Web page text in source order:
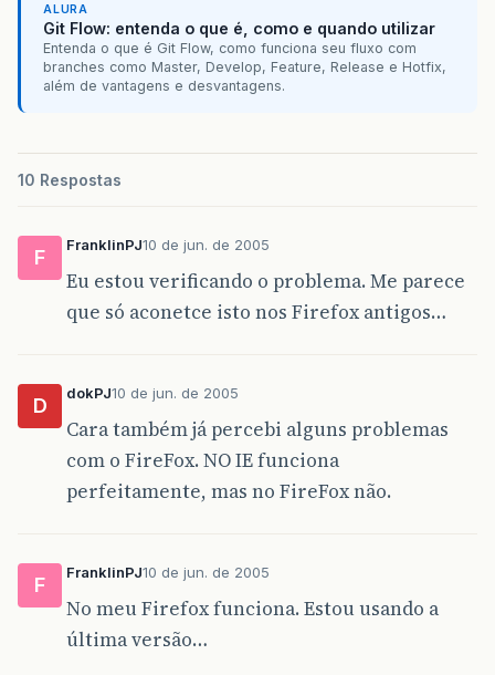
ALURA
Git Flow: entenda o que é, como e quando utilizar
Entenda o que é Git Flow, como funciona seu fluxo com
branches como Master, Develop, Feature, Release e Hotfix,
além de vantagens e desvantagens.
10 Respostas
F
FranklinPJ10 de jun. de 2005
Eu estou verificando o problema. Me parece
que só aconetce isto nos Firefox antigos…
D
dokPJ10 de jun. de 2005
Cara também já percebi alguns problemas
com o FireFox. NO IE funciona
perfeitamente, mas no FireFox não.
F
FranklinPJ10 de jun. de 2005
No meu Firefox funciona. Estou usando a
última versão…